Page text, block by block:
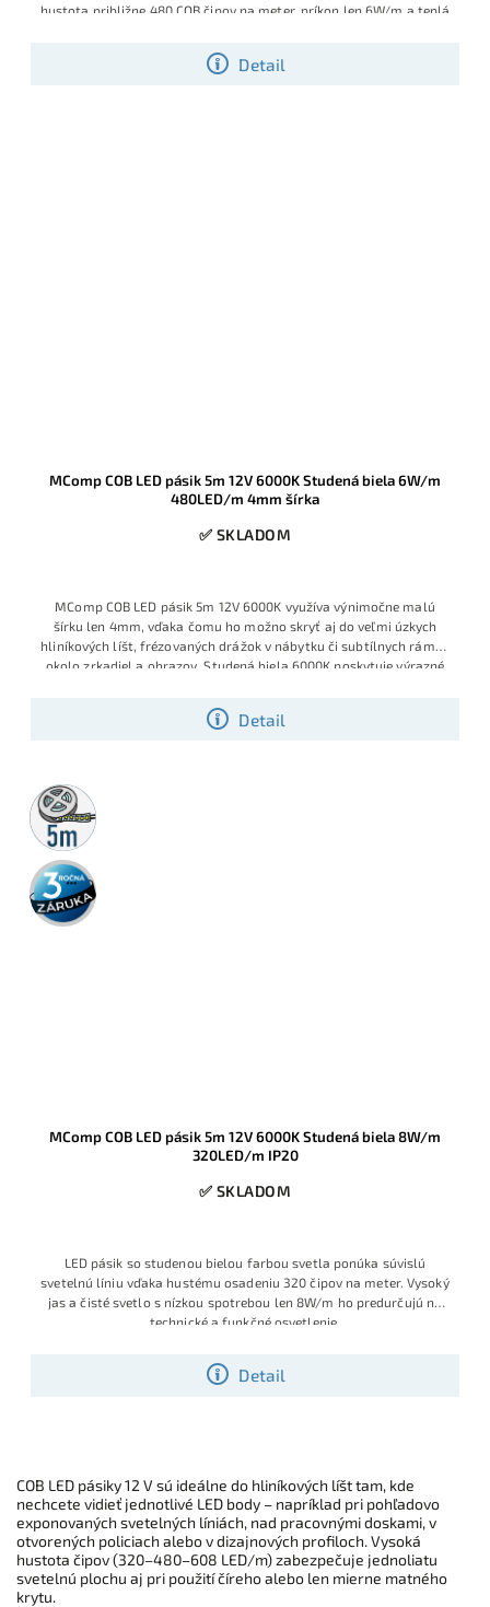
Detail
hustota približne 480 COB čipov na meter, príkon len 6W/m a teplá
príjemnú atmosféru a úspornú prevádzku s možnosťou
stmievania.
MComp COB LED pásik 5m 12V 6000K Studená biela 6W/m
480LED/m 4mm šírka
✅ SKLADOM
Detail
MComp COB LED pásik 5m 12V 6000K využíva výnimočne malú
šírku len 4mm, vďaka čomu ho možno skryť aj do veľmi úzkych
hliníkových líšt, frézovaných drážok v nábytku či subtílnych rámov
okolo zrkadiel a obrazov. Studená biela 6000K poskytuje výrazné
480 diód/m zabezpečuje súvislú svetelnú čiaru bez bodiek a príkon
6W/m garantuje úspornú prevádzku.
5m
rolka
3 roky
záruka
MComp COB LED pásik 5m 12V 6000K Studená biela 8W/m
320LED/m IP20
✅ SKLADOM
Detail
LED pásik so studenou bielou farbou svetla ponúka súvislú
svetelnú líniu vďaka hustému osadeniu 320 čipov na meter. Vysoký
jas a čisté svetlo s nízkou spotrebou len 8W/m ho predurčujú na
technické a funkčné osvetlenie.
COB LED pásiky 12 V sú ideálne do hliníkových líšt tam, kde
nechcete vidieť jednotlivé LED body – napríklad pri pohľadovo
exponovaných svetelných líniách, nad pracovnými doskami, v
otvorených policiach alebo v dizajnových profiloch. Vysoká
hustota čipov (320–480–608 LED/m) zabezpečuje jednoliatu
svetelnú plochu aj pri použití číreho alebo len mierne matného
krytu.